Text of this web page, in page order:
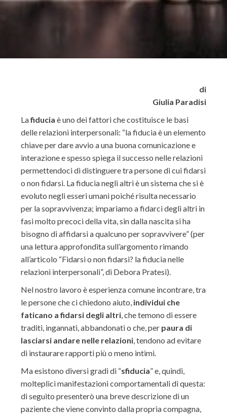
di
Giulia Paradisi
Lafiducia è uno dei fattori che costituisce le basi
delle relazioni interpersonali: “la fiducia è un elemento
chiave per dare avvio a una buona comunicazione e
interazione e spesso spiega il successo nelle relazioni
permettendoci di distinguere tra persone di cui fidarsi
o non fidarsi. La fiducia negli altri è un sistema che si è
evoluto negli esseri umani poiché risulta necessario
per la sopravvivenza; impariamo a fidarci degli altri in
fasi molto precoci della vita, sin dalla nascita si ha
bisogno di affidarsi a qualcuno per sopravvivere” (per
una lettura approfondita sull’argomento rimando
all’articolo “Fidarsi o non fidarsi? la fiducia nelle
relazioni interpersonali”, di Debora Pratesi).
Nel nostro lavoro è esperienza comune incontrare, tra
le persone che ci chiedono aiuto, individui che
faticano a fidarsi degli altri, che temono di essere
traditi, ingannati, abbandonati o che, per paura di
lasciarsi andare nelle relazioni, tendono ad evitare
di instaurare rapporti più o meno intimi.
Ma esistono diversi gradi di “sfiducia” e, quindi,
molteplici manifestazioni comportamentali di questa:
di seguito presenterò una breve descrizione di un
paziente che viene convinto dalla propria compagna,